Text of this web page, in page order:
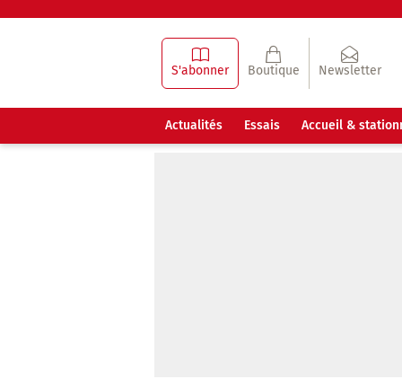
S'abonner Boutique Newsletter
Actualités Essais Accueil &